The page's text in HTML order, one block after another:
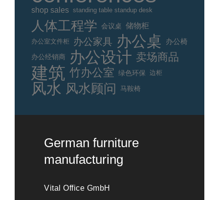
shop sales standing table standup desk
人体工程学 会议桌 储物柜
办公室文件柜 办公家具 办公桌 办公椅
办公经销商 办公设计 卖场商品
建筑 竹办公室 绿色环保 边柜
风水 风水顾问 马鞍椅
German furniture
manufacturing
Vital Office GmbH